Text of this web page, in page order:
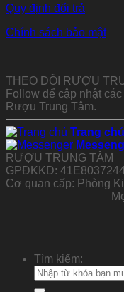
Quy định đổi trả
Chính sách bảo mật
THEO DÕI RƯỢU
Follow để cập nhật
Rượu Trung Tâm.
Trang chủ
RƯỢU TRUNG TÂM
GPĐKKD:
Cơ quan cấp: Phòng
Tìm kiếm: